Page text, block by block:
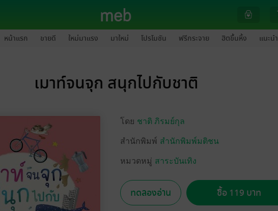
หน้าแรก ขายดี ใหม่มาแรง มาใหม่ โปรโมชัน ฟรีกระจาย ฮิตขึ้นหิ้ง แนะนำ
เมาท์จนจุก สนุกไปกับชาติ
โดย ชาติ ภิรมย์กุล
สำนักพิมพ์ สำนักพิมพ์มติชน
หมวดหมู่ สาระบันเทิง
ทดลองอ่าน ซื้อ 119 บาท